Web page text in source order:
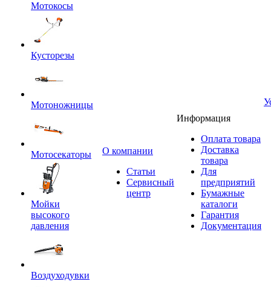
Мотокосы
Кусторезы
Мотоножницы
Мотосекаторы
Мойки
высокого
давления
Воздуходувки
O компании
Статьи
Сервисный
центр
Информация
Оплата товара
Доставка
товара
Для
предприятий
Бумажные
каталоги
Гарантия
Документация